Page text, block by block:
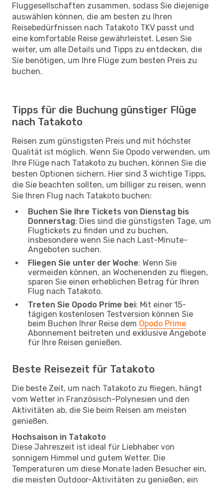
Fluggesellschaften zusammen, sodass Sie diejenige
auswählen können, die am besten zu Ihren
Reisebedürfnissen nach Tatakoto TKV passt und
eine komfortable Reise gewährleistet. Lesen Sie
weiter, um alle Details und Tipps zu entdecken, die
Sie benötigen, um Ihre Flüge zum besten Preis zu
buchen.
Tipps für die Buchung günstiger Flüge
nach Tatakoto
Reisen zum günstigsten Preis und mit höchster
Qualität ist möglich. Wenn Sie Opodo verwenden, um
Ihre Flüge nach Tatakoto zu buchen, können Sie die
besten Optionen sichern. Hier sind 3 wichtige Tipps,
die Sie beachten sollten, um billiger zu reisen, wenn
Sie Ihren Flug nach Tatakoto buchen:
Buchen Sie Ihre Tickets von Dienstag bis
Donnerstag: Dies sind die günstigsten Tage, um
Flugtickets zu finden und zu buchen,
insbesondere wenn Sie nach Last-Minute-
Angeboten suchen.
Fliegen Sie unter der Woche: Wenn Sie
vermeiden können, an Wochenenden zu fliegen,
sparen Sie einen erheblichen Betrag für Ihren
Flug nach Tatakoto.
Treten Sie Opodo Prime bei: Mit einer 15-
tägigen kostenlosen Testversion können Sie
beim Buchen Ihrer Reise dem Opodo Prime
Abonnement beitreten und exklusive Angebote
für Ihre Reisen genießen.
Beste Reisezeit für Tatakoto
Die beste Zeit, um nach Tatakoto zu fliegen, hängt
vom Wetter in Französisch-Polynesien und den
Aktivitäten ab, die Sie beim Reisen am meisten
genießen.
Hochsaison in Tatakoto
Diese Jahreszeit ist ideal für Liebhaber von
sonnigem Himmel und gutem Wetter. Die
Temperaturen um diese Monate laden Besucher ein,
die meisten Outdoor-Aktivitäten zu genießen, ein